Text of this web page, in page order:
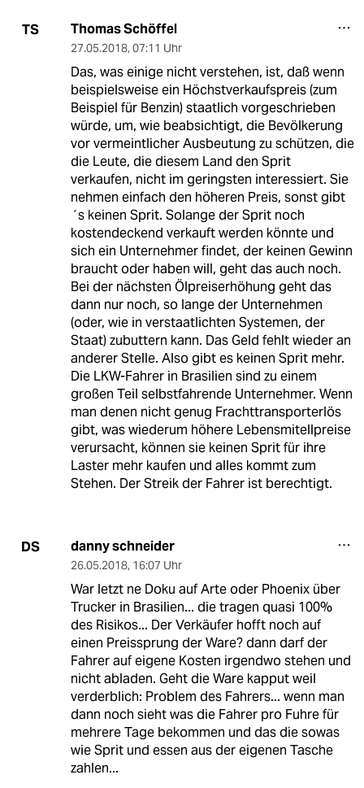
TS Thomas Schöffel
27.05.2018, 07:11 Uhr
Das, was einige nicht verstehen, ist, daß wenn
beispielsweise ein Höchstverkaufspreis (zum
Beispiel für Benzin) staatlich vorgeschrieben
würde, um, wie beabsichtigt, die Bevölkerung
vor vermeintlicher Ausbeutung zu schützen, die
die Leute, die diesem Land den Sprit
verkaufen, nicht im geringsten interessiert. Sie
nehmen einfach den höheren Preis, sonst gibt
´s keinen Sprit. Solange der Sprit noch
kostendeckend verkauft werden könnte und
sich ein Unternehmer findet, der keinen Gewinn
braucht oder haben will, geht das auch noch.
Bei der nächsten Ölpreiserhöhung geht das
dann nur noch, so lange der Unternehmen
(oder, wie in verstaatlichten Systemen, der
Staat) zubuttern kann. Das Geld fehlt wieder an
anderer Stelle. Also gibt es keinen Sprit mehr.
Die LKW-Fahrer in Brasilien sind zu einem
großen Teil selbstfahrende Unternehmer. Wenn
man denen nicht genug Frachttransporterlös
gibt, was wiederum höhere Lebensmitellpreise
verursacht, können sie keinen Sprit für ihre
Laster mehr kaufen und alles kommt zum
Stehen. Der Streik der Fahrer ist berechtigt.
DS danny schneider
26.05.2018, 16:07 Uhr
War letzt ne Doku auf Arte oder Phoenix über
Trucker in Brasilien... die tragen quasi 100%
des Risikos... Der Verkäufer hofft noch auf
einen Preissprung der Ware? dann darf der
Fahrer auf eigene Kosten irgendwo stehen und
nicht abladen. Geht die Ware kapput weil
verderblich: Problem des Fahrers... wenn man
dann noch sieht was die Fahrer pro Fuhre für
mehrere Tage bekommen und das die sowas
wie Sprit und essen aus der eigenen Tasche
zahlen...